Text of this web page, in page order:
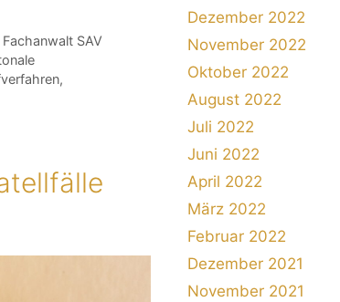
Fachanwalt SAV
,
Dezember 2022
November 2022
Oktober 2022
August 2022
Juli 2022
Juni 2022
April 2022
März 2022
Februar 2022
Dezember 2021
November 2021